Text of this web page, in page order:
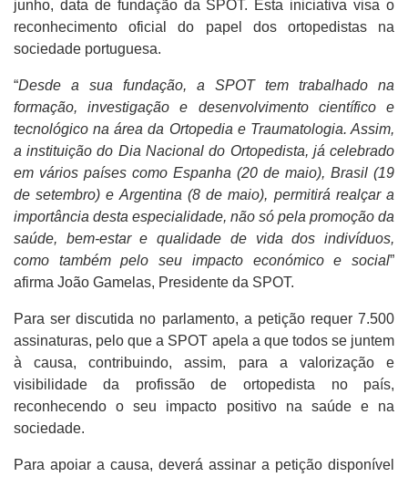
junho, data de fundação da SPOT. Esta iniciativa visa o
reconhecimento oficial do papel dos ortopedistas na
sociedade portuguesa.
“Desde a sua fundação, a SPOT tem trabalhado na
formação, investigação e desenvolvimento científico e
tecnológico na área da Ortopedia e Traumatologia. Assim,
a instituição do Dia Nacional do Ortopedista, já celebrado
em vários países como Espanha (20 de maio), Brasil (19
de setembro) e Argentina (8 de maio), permitirá realçar a
importância desta especialidade, não só pela promoção da
saúde, bem-estar e qualidade de vida dos indivíduos,
como também pelo seu impacto económico e social”
afirma João Gamelas, Presidente da SPOT.
Para ser discutida no parlamento, a petição requer 7.500
assinaturas, pelo que a SPOT apela a que todos se juntem
à causa, contribuindo, assim, para a valorização e
visibilidade da profissão de ortopedista no país,
reconhecendo o seu impacto positivo na saúde e na
sociedade.
Para apoiar a causa, deverá assinar a petição disponível